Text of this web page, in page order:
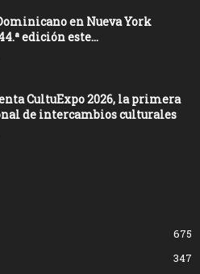
en Nueva York
edición este...
CultuExpo 2026, la primera
de intercambios culturales
675
347